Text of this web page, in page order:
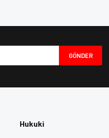
GÖNDER
Hukuki